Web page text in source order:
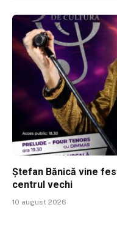
Ștefan Bănică vine
centrul vechi
10 august 2026